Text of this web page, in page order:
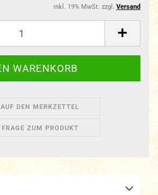
inkl. 19% MwSt. zzgl. Versand
AUF DEN MERKZETTEL
FRAGE ZUM PRODUKT